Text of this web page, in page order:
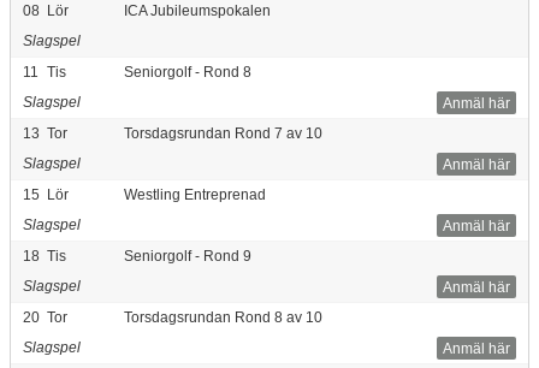
08 Lör
ICA Jubileumspokalen
Slagspel
11
Tis
Seniorgolf - Rond 8
Anmäl här
Slagspel
13 Tor
Torsdagsrundan Rond 7 av 10
Anmäl här
Slagspel
15 Lör
Westling Entreprenad
Anmäl här
Slagspel
18 Tis
Seniorgolf - Rond 9
Anmäl här
Slagspel
20 Tor
Torsdagsrundan Rond 8 av 10
Anmäl här
Slagspel